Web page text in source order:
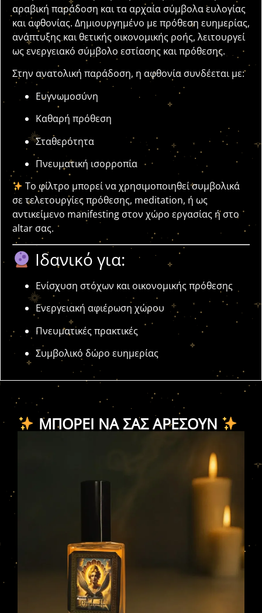
αραβική παράδοση και τα αρχαία σύμβολα ευλογίας
και αφθονίας. Δημιουργημένο με πρόθεση ευημερίας,
ανάπτυξης και θετικής οικονομικής ροής, λειτουργεί
ως ενεργειακό σύμβολο εστίασης και πρόθεσης.
Στην ανατολική παράδοση, η αφθονία συνδέεται με:
Ευγνωμοσύνη
Καθαρή πρόθεση
Σταθερότητα
Πνευματική ισορροπία
Το φίλτρο μπορεί να χρησιμοποιηθεί συμβολικά
σε τελετουργίες πρόθεσης, meditation, ή ως
αντικείμενο manifesting στον χώρο εργασίας ή στο
altar σας.
Ιδανικό για:
Ενίσχυση στόχων και οικονομικής πρόθεσης
Ενεργειακή αφιέρωση χώρου
Πνευματικές πρακτικές
Συμβολικό δώρο ευημερίας
ΜΠΟΡΕΊ ΝΑ ΣΑΣ ΑΡΈΣΟΥΝ